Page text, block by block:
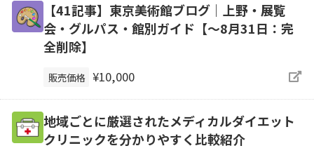
【41記事】東京美術館ブログ｜上野・展覧
会・グルパス・館別ガイド【～8月31日：完
全削除】
販売価格 ¥10,000
地域ごとに厳選されたメディカルダイエット
クリニックを分かりやすく比較紹介